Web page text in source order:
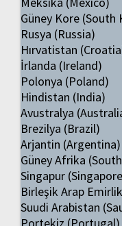
Güney Kore (South
Rusya (Russia)
Hırvatistan
İrlanda (Ireland)
Polonya (Poland)
Hindistan (India)
Avustralya
Brezilya (Brazil)
Arjantin (Argentina)
Güney Afrika
Singapur
Birleşik Arap
Suudi Arabistan